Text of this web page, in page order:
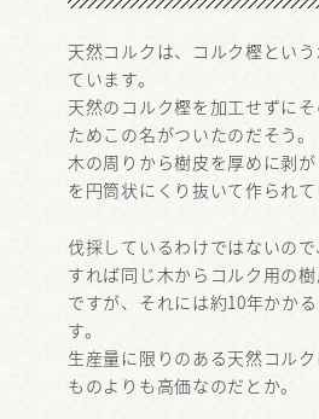
天然コルクは、コルク樫とい
ています。
天然のコルク樫を加工せずに
ためこの名がついたのだそう。
木の周りから樹皮を厚めに剥
を円筒状にくり抜いて作られて
伐採しているわけではないの
すれば同じ木からコルク用の
ですが、それには約10年かか
す。
生産量に限りのある天然コル
ものよりも高価なのだとか。